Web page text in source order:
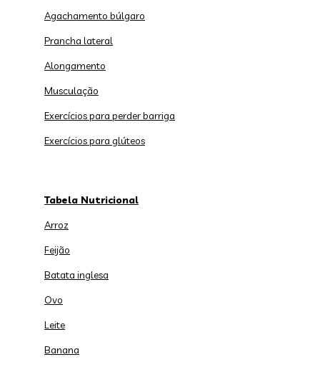
Agachamento búlgaro
Prancha lateral
Alongamento
Musculação
Exercícios para perder barriga
Exercícios para glúteos
Tabela Nutricional
Arroz
Feijão
Batata inglesa
Ovo
Leite
Banana